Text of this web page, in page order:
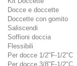
Docce e doccette
Doccette con gomito
Saliscendi
Soffioni doccia
Flessibili
Per docce 1/2"F-1/2"C
Per docce 3/8"F-1/2"C